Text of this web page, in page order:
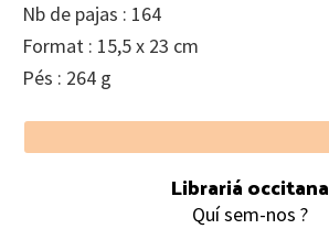
Nb de pajas : 164
Format : 15,5 x 23 cm
Pés : 264 g
Footer
Librariá occitana
Quí sem-nos ?